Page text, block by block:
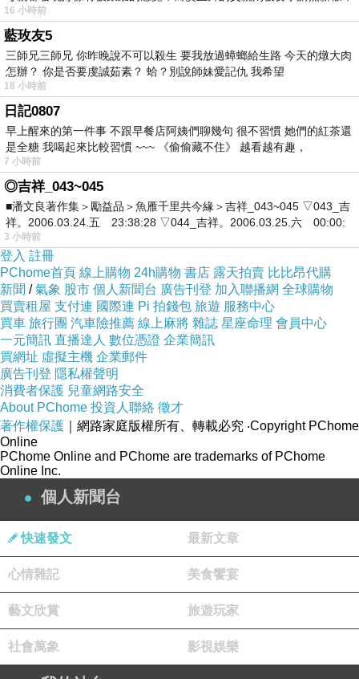
看得出來沒什麼流蘇齁，只好明年見了再會
~~~~~
16 小時前
藍玫友5
三師兄三師兄 你昨晚說不可以殺生 要我放過蟑螂給生路 今天的燉大肉
怎辦？ 你是否要虔誠茹素？ 蛤？別說師妹愛記仇 我希望
18 小時前
日記0807
早上醒來的第一件事 不跟早餐店阿姨們聊幾句 很不習慣 她們的紅茶還
是全糖 我喝起來比較習慣 ~~~ 《偷偷藏不住》 越看越有趣，
7 小時前
◎吉祥_043~045
■潘文良著作集＞勵益品＞魚雁千里共今緣＞吉祥_043~045 ▽043_吉
祥。2006.03.24.五 23:38:28 ▽044_吉祥。2006.03.25.六 00:00:
3 小時前
登入 註冊
PChome首頁 線上購物 24h購物 書店 露天拍賣 比比昂代購
新聞 /氣象 股市 個人新聞台 廣告刊登 加入聯播網 全球購物
買賣租屋 支付連 國際連 Pi 拍錢包 旅遊 服務中心
買車 旅行團 汽車險推薦 線上麻將 雜誌 星座命理 會員中心
一元簡訊 直播達人 數位憑證 企業簡訊
買網址 虛擬主機 企業郵件
廣告刊登 隱私權聲明
消費者保護 兒童網路安全
About PChome 投資人聯絡 徵才
著作權保護 ｜網路家庭版權所有、轉載必究 ‧Copyright PChome
Online
PChome Online and PChome are trademarks of PChome
Online Inc.
個人新聞台
快速發文 最新文章
心情雜記 美食饗宴
藝文欣賞 旅遊玩家
社會萬象 影視娛樂